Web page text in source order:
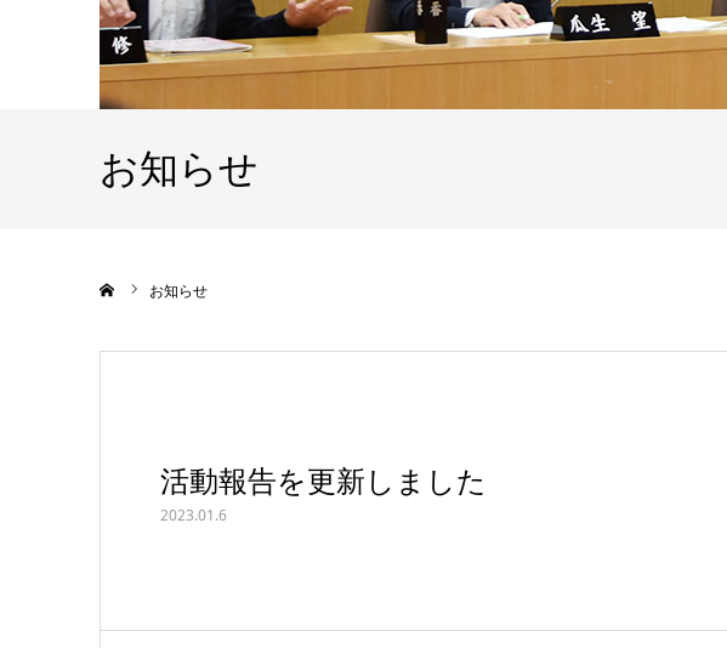
お知らせ
お知らせ
活動報告を更新しました
2023.01.6